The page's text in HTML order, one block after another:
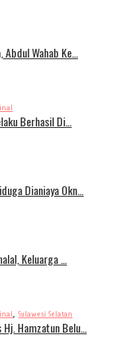
Wahab Ke…
Berhasil Di…
Dianiaya Okn…
Keluarga …
, Sulawesi Selatan
Hamzatun Belu…